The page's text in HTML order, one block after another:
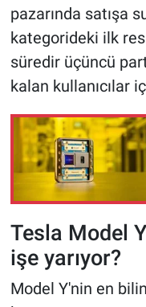
pazarında satışa
kategorideki ilk
süredir üçüncü
kalan kullanıcılar
Tesla Model
işe yarıyor?
Model Y'nin en